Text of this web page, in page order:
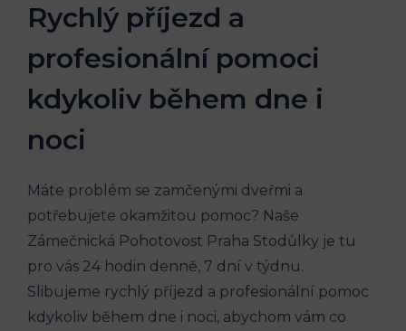
Rychlý příjezd a
profesionální pomoci
kdykoliv během dne i
noci
Máte problém se zamčenými dveřmi a
potřebujete okamžitou pomoc? Naše
Zámečnická Pohotovost Praha Stodůlky je tu
pro vás 24 hodin denně, 7 dní v týdnu.
Slibujeme rychlý příjezd a profesionální pomoc
kdykoliv během dne i noci, abychom vám co